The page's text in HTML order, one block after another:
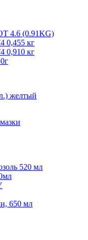
4.6 (0.91KG)
0,455 кг
0,910 кг
желтый
520 мл
650 мл